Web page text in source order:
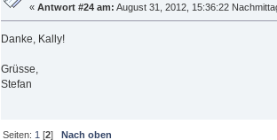
«Antwort #24 am: August 31, 2012, 15:36:22
Danke, Kally!
Grüsse,
Stefan
Seiten: 1 [2]Nach oben